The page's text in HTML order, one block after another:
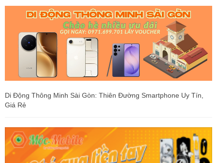
Di Động Thông Minh Sài Gòn: Thiên Đường Smartphone Uy Tín,
Giá Rẻ